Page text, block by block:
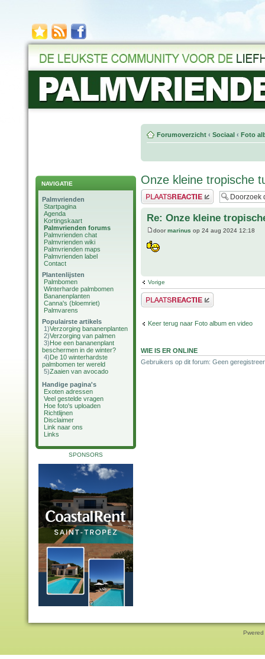
NAVIGATIE
Palmvrienden
Startpagina
Agenda
Kortingskaart
Palmvrienden forums
Palmvrienden chat
Palmvrienden wiki
Palmvrienden maps
Palmvrienden label
Contact
Plantenlijsten
Palmbomen
Winterharde palmbomen
Bananenplanten
Canna's (bloemriet)
Palmvarens
Populairste artikels
1)Verzorging bananenplanten
2)Verzorging van palmen
3)Hoe een bananenplant
beschermen in de winter?
4)De 10 winterhardste
palmbomen ter wereld
5)Zaaien van avocado
Handige pagina's
Exoten adressen
Veel gestelde vragen
Hoe foto's uploaden
Richtlijnen
Disclaimer
Link naar ons
Links
SPONSORS
Forumoverzicht ‹ Sociaal ‹ Foto
Onze kleine tropische
Plaats een reactie
Re: Onze kleine
doormarinus op 24 aug 2024 12:18
Vorige
Plaats een reactie
Keer terug naar Foto album en video
WIE IS ER ONLINE
Gebruikers op dit forum: Geen